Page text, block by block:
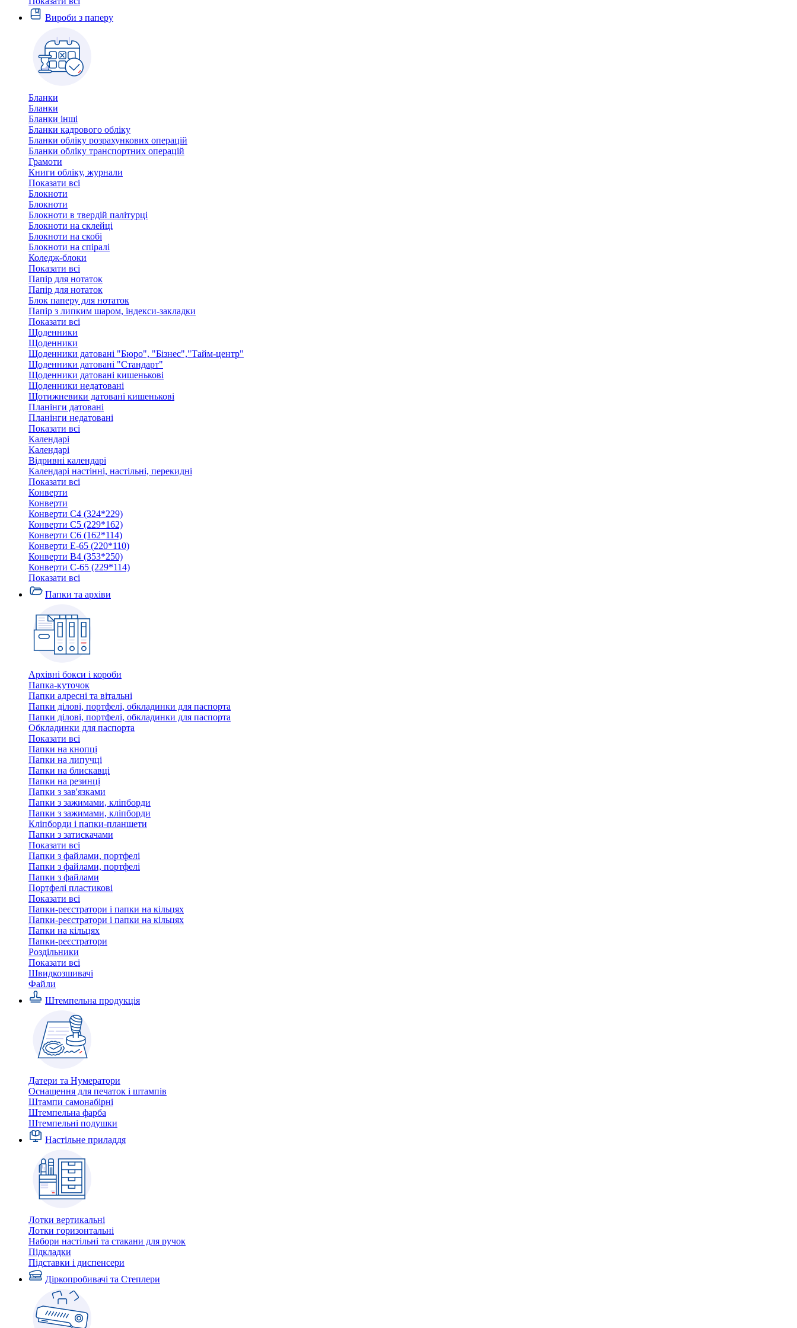
Вироби з паперу
Бланки
Бланки
Бланки інші
Бланки кадрового обліку
Бланки обліку розрахункових операцій
Бланки обліку транспортних операцій
Грамоти
Книги обліку, журнали
Показати всі
Блокноти
Блокноти
Блокноти в твердій палітурці
Блокноти на склейці
Блокноти на скобі
Блокноти на спіралі
Коледж-блоки
Показати всі
Папір для нотаток
Папір для нотаток
Блок паперу для нотаток
Папір з липким шаром, індекси-закладки
Показати всі
Щоденники
Щоденники
Щоденники датовані "Бюро", "Бізнес","Тайм-центр"
Щоденники датовані "Стандарт"
Щоденники датовані кишенькові
Щоденники недатовані
Щотижневики датовані кишенькові
Планінги датовані
Планінги недатовані
Показати всі
Календарі
Календарі
Відривні календарі
Календарі настінні, настільні, перекидні
Показати всі
Конверти
Конверти
Конверти C4 (324*229)
Конверти C5 (229*162)
Конверти C6 (162*114)
Конверти E-65 (220*110)
Конверти В4 (353*250)
Конверти С-65 (229*114)
Показати всі
Папки та архіви
Архівні бокси і короби
Папка-куточок
Папки адресні та вітальні
Папки ділові, портфелі, обкладинки для паспорта
Папки ділові, портфелі, обкладинки для паспорта
Обкладинки для паспорта
Показати всі
Папки на кнопці
Папки на липучці
Папки на блискавці
Папки на резинці
Папки з зав'язками
Папки з зажимами, кліпборди
Папки з зажимами, кліпборди
Кліпборди і папки-планшети
Папки з затискачами
Показати всі
Папки з файлами, портфелі
Папки з файлами, портфелі
Папки з файлами
Портфелі пластикові
Показати всі
Папки-реєстратори і папки на кільцях
Папки-реєстратори і папки на кільцях
Папки на кільцях
Папки-реєстратори
Роздільники
Показати всі
Швидкозшивачi
Файли
Штемпельна продукція
Датери та Нумератори
Оснащення для печаток і штампів
Штампи самонабірні
Штемпельна фарба
Штемпельні подушки
Настільне приладдя
Лотки вертикальні
Лотки горизонтальні
Набори настільні та стакани для ручок
Підкладки
Підставки і диспенсери
Діркопробивачі та Степлери